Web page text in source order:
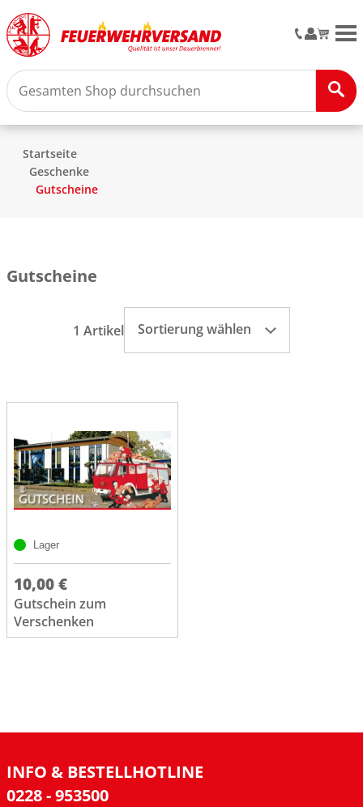
Startseite
Geschenke
Gutscheine
Gutscheine
1 Artikel Sortierung wählen
Lager
10,00 €
Gutschein zum
Verschenken
INFO & BESTELLHOTLINE
0228 - 953500